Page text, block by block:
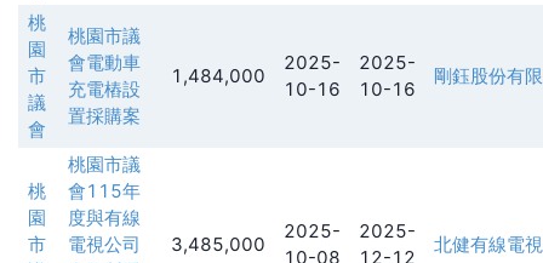
桃
園
市
議
會
桃園市議
會電動車
充電樁設
置採購案
1,484,000
2025-
10-16
2025-
10-16
剛鈺股份有
桃
園
市
桃園市議
會115年
度與有線
電視公司
3,485,000
2025-
10-08
2025-
12-12
北健有線電